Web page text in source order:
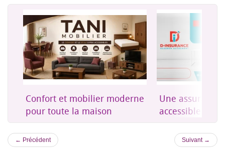
Confort et mobilier moderne
pour toute la maison
Une
accessible à
← Précédent Suivant →